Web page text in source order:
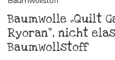
Baumwolle „Quilt
Ryoran“, nicht
Baumwollstoff